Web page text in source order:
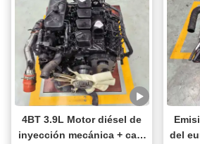
construcción
4BT 3.9L Motor diésel de
inyección mecánica + caja
del